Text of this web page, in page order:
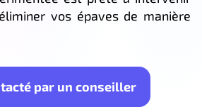
vos épaves de manière
par un conseiller